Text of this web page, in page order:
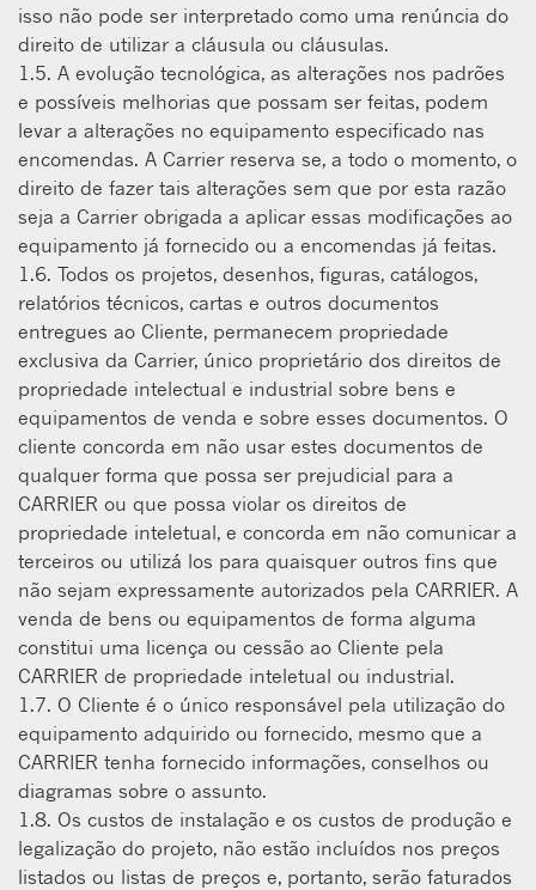
isso não pode ser interpretado como uma renúncia do
direito de utilizar a cláusula ou cláusulas.
1.5. A evolução tecnológica, as alterações nos padrões
e possíveis melhorias que possam ser feitas, podem
levar a alterações no equipamento especificado nas
encomendas. A Carrier reserva se, a todo o momento, o
direito de fazer tais alterações sem que por esta razão
seja a Carrier obrigada a aplicar essas modificações ao
equipamento já fornecido ou a encomendas já feitas.
1.6. Todos os projetos, desenhos, figuras, catálogos,
relatórios técnicos, cartas e outros documentos
entregues ao Cliente, permanecem propriedade
exclusiva da Carrier, único proprietário dos direitos de
propriedade intelectual e industrial sobre bens e
equipamentos de venda e sobre esses documentos. O
cliente concorda em não usar estes documentos de
qualquer forma que possa ser prejudicial para a
CARRIER ou que possa violar os direitos de
propriedade inteletual, e concorda em não comunicar a
terceiros ou utilizá los para quaisquer outros fins que
não sejam expressamente autorizados pela CARRIER. A
venda de bens ou equipamentos de forma alguma
constitui uma licença ou cessão ao Cliente pela
CARRIER de propriedade inteletual ou industrial.
1.7. O Cliente é o único responsável pela utilização do
equipamento adquirido ou fornecido, mesmo que a
CARRIER tenha fornecido informações, conselhos ou
diagramas sobre o assunto.
1.8. Os custos de instalação e os custos de produção e
legalização do projeto, não estão incluídos nos preços
listados ou listas de preços e, portanto, serão faturados